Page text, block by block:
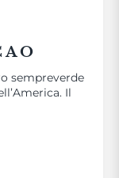
sempreverde
Il